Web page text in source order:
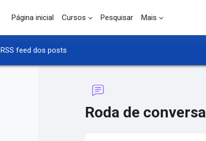
Página inicial
Cursos Pesquisar Mais
RSS feed dos posts
Roda de conversa